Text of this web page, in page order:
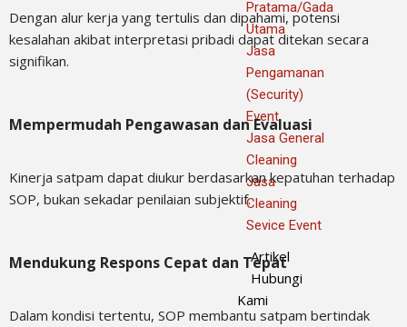
Pratama/Gada
Utama
Jasa
Pengamanan
(Security)
Event
Jasa General
Cleaning
Jasa
Cleaning
Sevice Event
Artikel
Hubungi
Kami
Dengan alur kerja yang tertulis dan dipahami, potensi
kesalahan akibat interpretasi pribadi dapat ditekan secara
signifikan.
Mempermudah Pengawasan dan Evaluasi
Kinerja satpam dapat diukur berdasarkan kepatuhan terhadap
SOP, bukan sekadar penilaian subjektif.
Mendukung Respons Cepat dan Tepat
Dalam kondisi tertentu, SOP membantu satpam bertindak